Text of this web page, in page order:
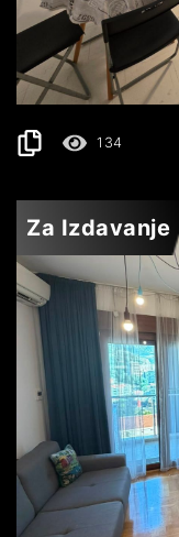
350€
35 m2
134
Za Izdavanje